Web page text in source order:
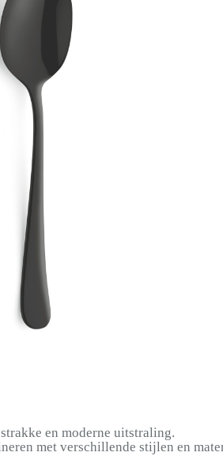
en moderne uitstraling.
met verschillende stijlen en